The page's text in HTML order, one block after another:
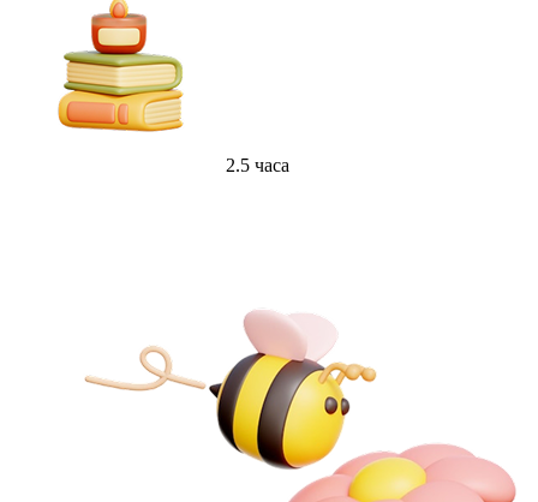
2.5 часа